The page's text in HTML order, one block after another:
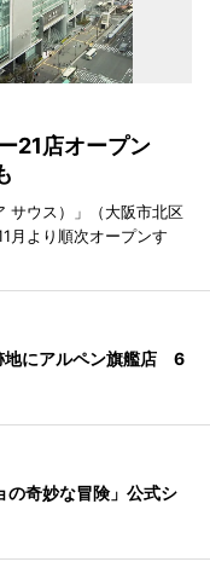
21店オープン
サウス）」（大阪市北区
月より順次オープンす
地にアルペン旗艦店 6
の奇妙な冒険」公式シ